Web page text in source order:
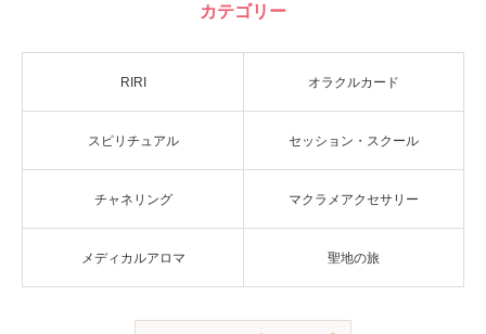
カテゴリー
RIRI オラクルカード
スピリチュアル セッション・スクール
チャネリング マクラメアクセサリー
メディカルアロマ 聖地の旅